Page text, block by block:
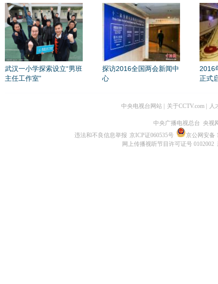
武汉一小学探索设立“男班
主任工作室”
探访2016全国两会新闻中
心
2016
正式
中央电视台网站 关于CCTV.com 人
中央广播电视总台 央视
违法和不良信息举报 京ICP证060535号
京公网安备
网上传播视听节目许可证号 0102002